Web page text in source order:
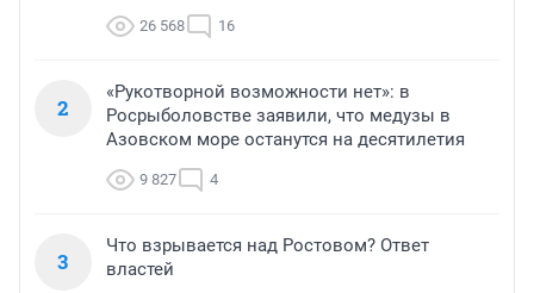
26 568 16
2
«Рукотворной возможности нет»: в
Росрыболовстве заявили, что медузы в
Азовском море останутся на десятилетия
9 827 4
3
Что взрывается над Ростовом? Ответ
властей